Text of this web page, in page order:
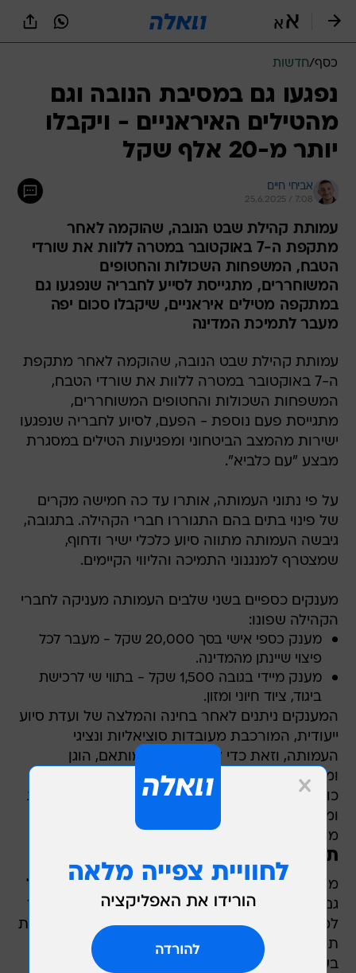
כסף/חדשות
נפגעו גם במסיבת הנובה וגם
מהטילים האיראניים - ויקבלו
יותר מ-20 אלף שקל
אביחי חיים
25.6.2025 / 7:08
עמותת קהילת שבט הנובה, שהוקמה לאחר
מתקפת ה-7 באוקטובר במטרה ללוות את שורדי
הטבח, המשפחות השכולות והחטופים
המשוחררים, מתגייסת לסייע לחבריה שנפגעו גם
במתקפה מטילים איראניים, שיקבלו סכום יפה
מעבר לתמיכת המדינה
עמותת קהילת שבט הנובה, שהוקמה לאחר מתקפת
ה-7 באוקטובר במטרה ללוות את שורדי הטבח,
המשפחות השכולות והחטופים המשוחררים,
מתגייסת פעם נוספת - הפעם, לסיוע לחבריה שנפגעו
ישירות מהמצב הביטחוני ומפגיעות הטילים במסגרת
מבצע "עם כלביא".
על פי נתוני העמותה, אותרו עד כה חמישה מקרים
של פינוי בתים בהם התגוררו חברי הקהילה. בתגובה,
גיבשה העמותה מתווה סיוע כלכלי ישיר ודחוף,
שמצטרף למנגנוני התמיכה והליווי הקיימים.
מענקים כספיים בשני שלבים העמותה מעניקה לחברי
הקהילה שפונו:
מענק כספי אישי בסך 20,000 שקל - מעבר לכל
פיצוי שיינתן מהמדינה.
מענק מיידי בגובה 1,500 שקל - בתווי שי לרכישת
ביגוד, ציוד חיוני ומזון.
המענקים ניתנים לאחר בחינה והמלצה של ועדת סיוע
ייעודית, המורכבת מעובדות סוציאליות ונציגי
העמותה, וזאת כדי להבטיח סיוע מותאם, הוגן
ומושכל. בנוסף, בימים האחרונים חולקו תווי שי בסך
כולל של 120,000 שקל לשורדים, משפחות שכולות
ומשוחררי שבי מהקהילה, בהתאם לצרכים שעלו
מהשטח.
תמיכה נפשית ומעטפת קהילתית
מעבר לתמיכה הכלכלית, ממשיכה העמותה להפעיל
גם את מודל התמיכה הרגשית הייחודי שלה - "שורד
למען שורד", במסגרתו בוצעו למעלה מ־1,500 שיחות
תמיכה אישיות עם שורדים ובני משפחות שכולות.
בשבוע האחרון התקיימו גם מפגשי זום קהילתיים,